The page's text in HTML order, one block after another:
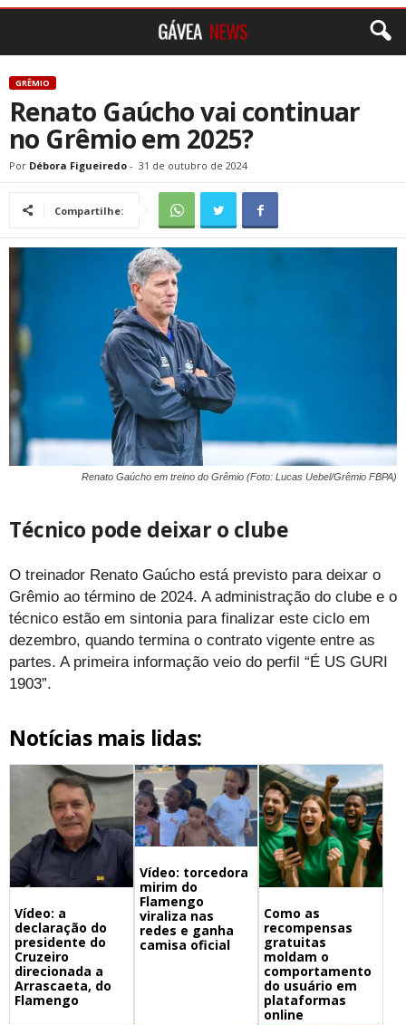
GRÊMIO
Renato Gaúcho vai continuar
no Grêmio em 2025?
Por Débora Figueiredo - 31 de outubro de 2024
Compartilhe:
Renato Gaúcho em treino do Grêmio (Foto: Lucas Uebel/Grêmio FBPA)
Técnico pode deixar o clube
O treinador Renato Gaúcho está previsto para deixar o
Grêmio ao término de 2024. A administração do clube e o
técnico estão em sintonia para finalizar este ciclo em
dezembro, quando termina o contrato vigente entre as
partes. A primeira informação veio do perfil “É US GURI
1903”.
Notícias mais lidas:
Vídeo: a
declaração do
presidente do
Cruzeiro
direcionada a
Arrascaeta, do
Flamengo
Vídeo: torcedora
mirim do
Flamengo
viraliza nas
redes e ganha
camisa oficial
Como as
recompensas
gratuitas
moldam o
comportamento
do usuário em
plataformas
online